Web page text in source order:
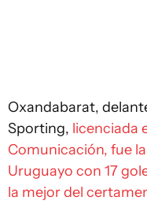
Oxandabarat,
Sporting, licenciada
Comunicación, fue
Uruguayo con 17
la mejor del